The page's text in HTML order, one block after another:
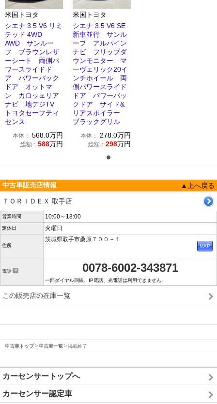
米国トヨタ
シエナ 3.5 V6 リミ
テッド 4WD
AWD サンルー
フ ブラウンレザ
ーシート 両側パ
ワースライドド
ア パワーバック
ドア オットマ
ン カロッェリア
ナビ 地デジTV
トヨタセーフティ
センス
本体： 568.0万円
総額： 588万円
米国トヨタ
シエナ 3.5 V6 SE
新車並行 サンル
ーフ アルパイン
ナビ フリップダ
ウンモニター マ
ーヴェリック20イ
ンチホイール 両
側パワースライド
ドア パワーバッ
クドア サイド&
リアスポイラー
ブラックグリル
本体： 278.0万円
総額： 298万円
中古車販売店情報
▲上へ戻る
ＴＯＲＩＤＥＸ 取手店
営業時間 10:00～18:00
定休日 火曜日
住所
茨城県取手市桑原７００－１
電話 0078-6002-343871
一部ダイヤル回線、IP電話、光電話は利用できません
この販売店の在庫一覧
中古車トップ 中古車一覧 掲載終了
カーセンサートップへ
カーセンサー認定車